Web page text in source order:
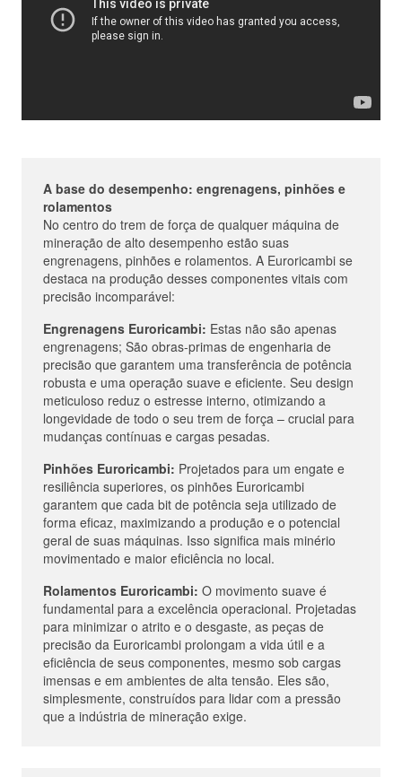
A base do desempenho: engrenagens, pinhões e
rolamentos
No centro do trem de força de qualquer máquina de
mineração de alto desempenho estão suas
engrenagens, pinhões e rolamentos. A Euroricambi se
destaca na produção desses componentes vitais com
precisão incomparável:
Engrenagens Euroricambi: Estas não são apenas
engrenagens; São obras-primas de engenharia de
precisão que garantem uma transferência de potência
robusta e uma operação suave e eficiente. Seu design
meticuloso reduz o estresse interno, otimizando a
longevidade de todo o seu trem de força – crucial para
mudanças contínuas e cargas pesadas.
Pinhões Euroricambi: Projetados para um engate e
resiliência superiores, os pinhões Euroricambi
garantem que cada bit de potência seja utilizado de
forma eficaz, maximizando a produção e o potencial
geral de suas máquinas. Isso significa mais minério
movimentado e maior eficiência no local.
Rolamentos Euroricambi: O movimento suave é
fundamental para a excelência operacional. Projetadas
para minimizar o atrito e o desgaste, as peças de
precisão da Euroricambi prolongam a vida útil e a
eficiência de seus componentes, mesmo sob cargas
imensas e em ambientes de alta tensão. Eles são,
simplesmente, construídos para lidar com a pressão
que a indústria de mineração exige.